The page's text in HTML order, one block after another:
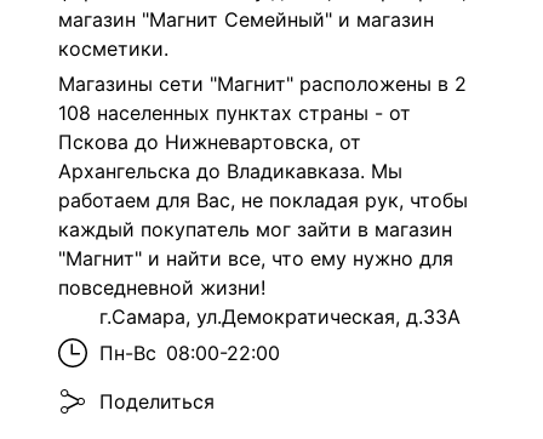
магазин "Магнит Семейный" и магазин
косметики.
Магазины сети "Магнит" расположены в 2
108 населенных пунктах страны - от
Пскова до Нижневартовска, от
Архангельска до Владикавказа. Мы
работаем для Вас, не покладая рук, чтобы
каждый покупатель мог зайти в магазин
"Магнит" и найти все, что ему нужно для
повседневной жизни!
г.Самара, ул.Демократическая, д.33А
Пн-Вс 08:00-22:00
Поделиться